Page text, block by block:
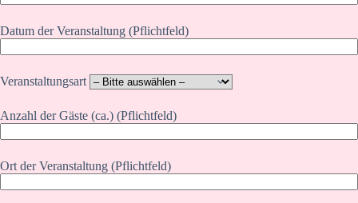
Datum der Veranstaltung (Pflichtfeld)
Veranstaltungsart
Anzahl der Gäste (ca.) (Pflichtfeld)
Ort der Veranstaltung (Pflichtfeld)